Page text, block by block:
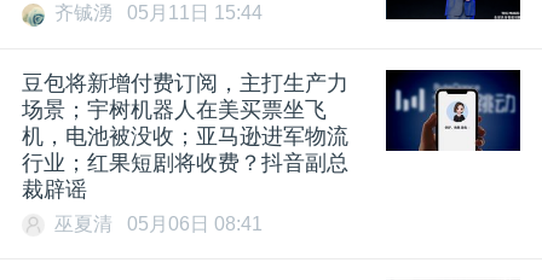
齐铖湧 05月11日 15:44
豆包将新增付费订阅，主打生产力
场景；宇树机器人在美买票坐飞
机，电池被没收；亚马逊进军物流
行业；红果短剧将收费？抖音副总
裁辟谣
巫夏清 05月06日 08:41